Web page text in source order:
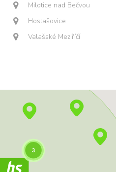
Milotice nad Bečvou
Hostašovice
Valašské Meziříčí
3